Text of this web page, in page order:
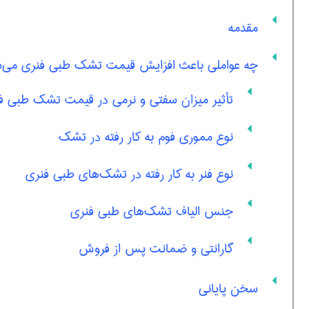
مقدمه
چه عواملی باعث افزایش قیمت تشک طبی فنری
تأثیر میزان سفتی و نرمی در قیمت تشک طبی
نوع مموری فوم به کار رفته در تشک
نوع فنر به کار رفته در تشک‌های طبی فنری
جنس الیاف تشک‌های طبی فنری
گارانتی و ضمانت پس از فروش
سخن پایانی